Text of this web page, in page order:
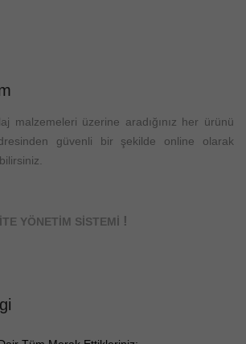
malzemeleri üzerine aradığınız her ürünü
güvenli bir şekilde online olarak
YÖNETİM SİSTEMİ !